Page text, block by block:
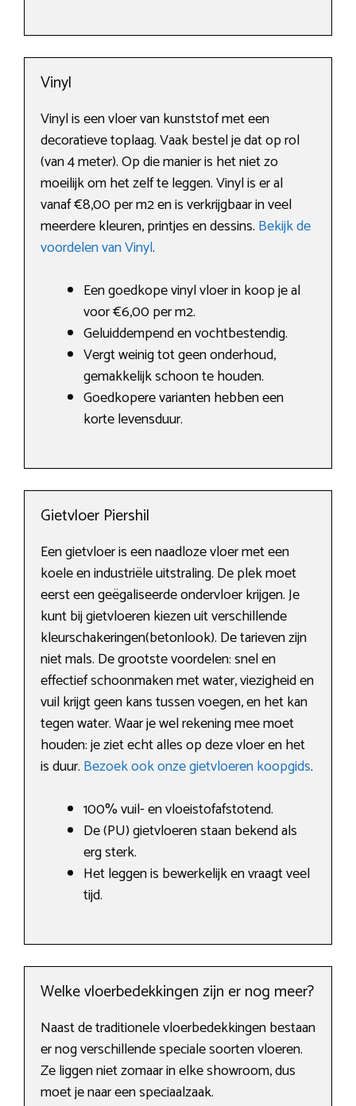
Vinyl
Vinyl is een vloer van kunststof met een
decoratieve toplaag. Vaak bestel je dat op rol
(van 4 meter). Op die manier is het niet zo
moeilijk om het zelf te leggen. Vinyl is er al
vanaf €8,00 per m2 en is verkrijgbaar in veel
meerdere kleuren, printjes en dessins. Bekijk de
voordelen van Vinyl.
Een goedkope vinyl vloer in koop je al
voor €6,00 per m2.
Geluiddempend en vochtbestendig.
Vergt weinig tot geen onderhoud,
gemakkelijk schoon te houden.
Goedkopere varianten hebben een
korte levensduur.
Gietvloer Piershil
Een gietvloer is een naadloze vloer met een
koele en industriële uitstraling. De plek moet
eerst een geëgaliseerde ondervloer krijgen. Je
kunt bij gietvloeren kiezen uit verschillende
kleurschakeringen(betonlook). De tarieven zijn
niet mals. De grootste voordelen: snel en
effectief schoonmaken met water, viezigheid en
vuil krijgt geen kans tussen voegen, en het kan
tegen water. Waar je wel rekening mee moet
houden: je ziet echt alles op deze vloer en het
is duur. Bezoek ook onze gietvloeren koopgids.
100% vuil- en vloeistofafstotend.
De (PU) gietvloeren staan bekend als
erg sterk.
Het leggen is bewerkelijk en vraagt veel
tijd.
Welke vloerbedekkingen zijn er nog meer?
Naast de traditionele vloerbedekkingen bestaan
er nog verschillende speciale soorten vloeren.
Ze liggen niet zomaar in elke showroom, dus
moet je naar een speciaalzaak.